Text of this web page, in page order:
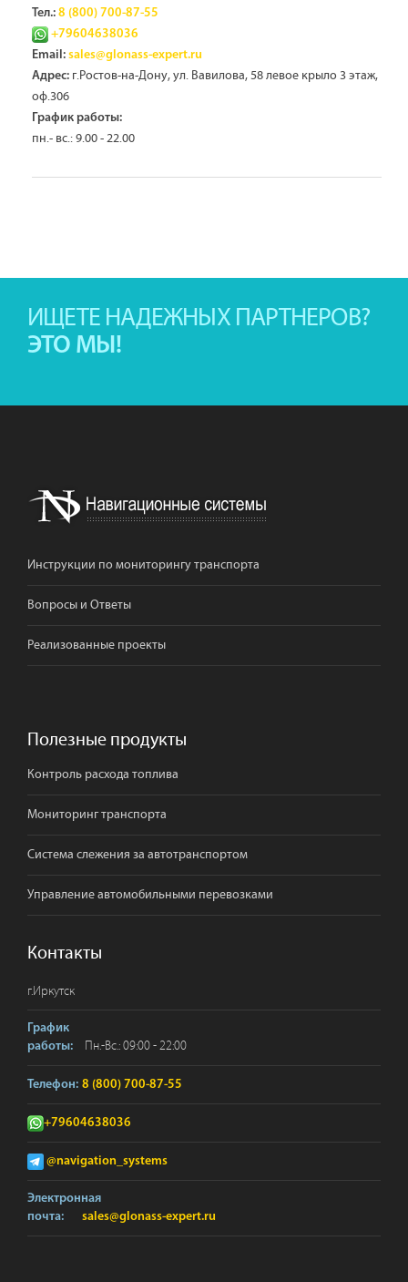
Тел.: 8 (800) 700-87-55
+79604638036
Email: sales@glonass-expert.ru
Адрес: г.Ростов-на-Дону, ул. Вавилова, 58 левое крыло 3 этаж,
оф.306
График работы:
пн.- вс.: 9.00 - 22.00
ИЩЕТЕ НАДЕЖНЫХ ПАРТНЕРОВ?
ЭТО МЫ!
Инструкции по мониторингу транспорта
Вопросы и Ответы
Реализованные проекты
Полезные продукты
Контроль расхода топлива
Мониторинг транспорта
Система слежения за автотранспортом
Управление автомобильными перевозками
Контакты
г.Иркутск
График
работы:
Пн.-Вс.: 09:00 - 22:00
Телефон: 8 (800) 700-87-55
+79604638036
@navigation_systems
Электронная
почта:
sales@glonass-expert.ru